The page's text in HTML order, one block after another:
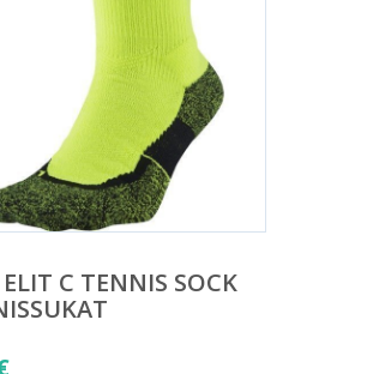
C TENNIS SOCK